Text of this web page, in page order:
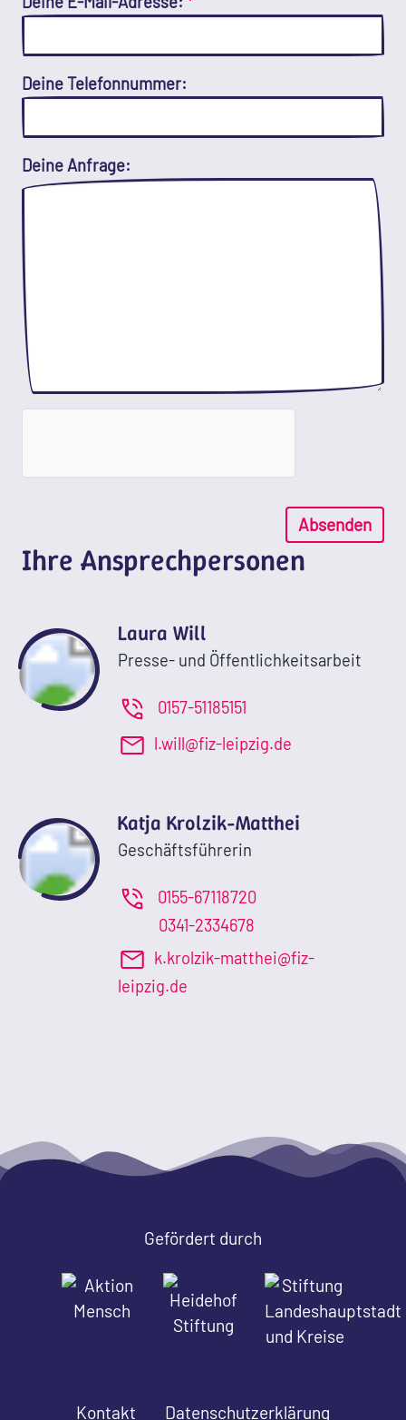
Deine Telefonnummer:
Deine Anfrage:
Absenden
Ihre Ansprechpersonen
Laura Will
Presse- und Öffentlichkeitsarbeit
0157-51185151
l.will@fiz-leipzig.de
Katja Krolzik-Matthei
Geschäftsführerin
0155-67118720
0341-2334678
k.krolzik-matthei@fiz-
leipzig.de
Gefördert durch
Kontakt Datenschutzerklärung